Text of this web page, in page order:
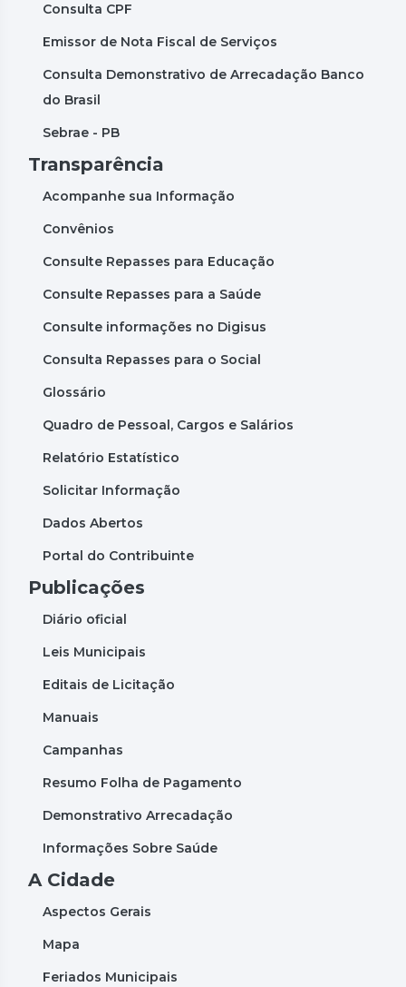
Consulta CPF
Emissor de Nota Fiscal de Serviços
Consulta Demonstrativo de Arrecadação Banco
do Brasil
Sebrae - PB
Transparência
Acompanhe sua Informação
Convênios
Consulte Repasses para Educação
Consulte Repasses para a Saúde
Consulte informações no Digisus
Consulta Repasses para o Social
Glossário
Quadro de Pessoal, Cargos e Salários
Relatório Estatístico
Solicitar Informação
Dados Abertos
Portal do Contribuinte
Publicações
Diário oficial
Leis Municipais
Editais de Licitação
Manuais
Campanhas
Resumo Folha de Pagamento
Demonstrativo Arrecadação
Informações Sobre Saúde
A Cidade
Aspectos Gerais
Mapa
Feriados Municipais